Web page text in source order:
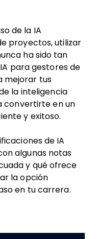
de la IA
proyectos, utilizar
ha sido tan
para gestores de
mejorar tus
la inteligencia
convertirte en un
y exitoso.
de IA
algunas notas
y qué ofrece
la opción
en tu carrera.